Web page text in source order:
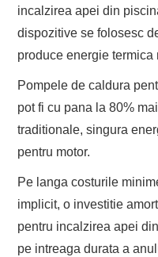
incalzirea apei din
dispozitive se folosesc
produce energie
Pompele de caldura
pot fi cu pana la 80%
traditionale, singura
pentru motor.
Pe langa costurile
implicit, o investitie
pentru incalzirea apei
pe intreaga durata a